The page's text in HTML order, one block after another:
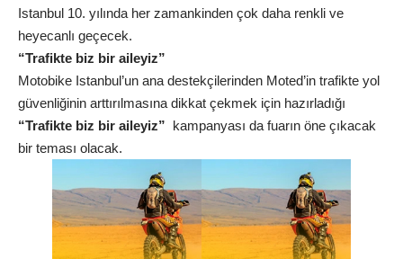
Istanbul 10. yılında her zamankinden çok daha renkli ve
heyecanlı geçecek.
“Trafikte biz bir aileyiz”
Motobike Istanbul’un ana destekçilerinden Moted’in trafikte yol
güvenliğinin arttırılmasına dikkat çekmek için hazırladığı
“Trafikte biz bir aileyiz” kampanyası da fuarın öne çıkacak
bir teması olacak.